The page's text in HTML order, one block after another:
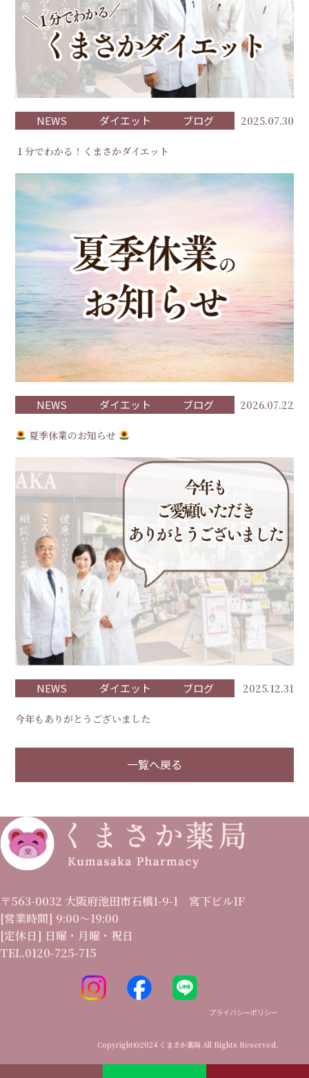
NEWS ダイエット ブログ 2025.07.30
１分でわかる！くまさかダイエット
NEWS ダイエット ブログ 2026.07.22
夏季休業のお知らせ
NEWS ダイエット ブログ 2025.12.31
今年もありがとうございました
一覧へ戻る
〒563-0032 大阪府池田市石橋1-9-1 宮下ビル1F
[営業時間] 9:00〜19:00
[定休日] 日曜・月曜・祝日
TEL.0120-725-715
プライバシーポリシー
Copyright©2024 くまさか薬局 All Rights Reserved.